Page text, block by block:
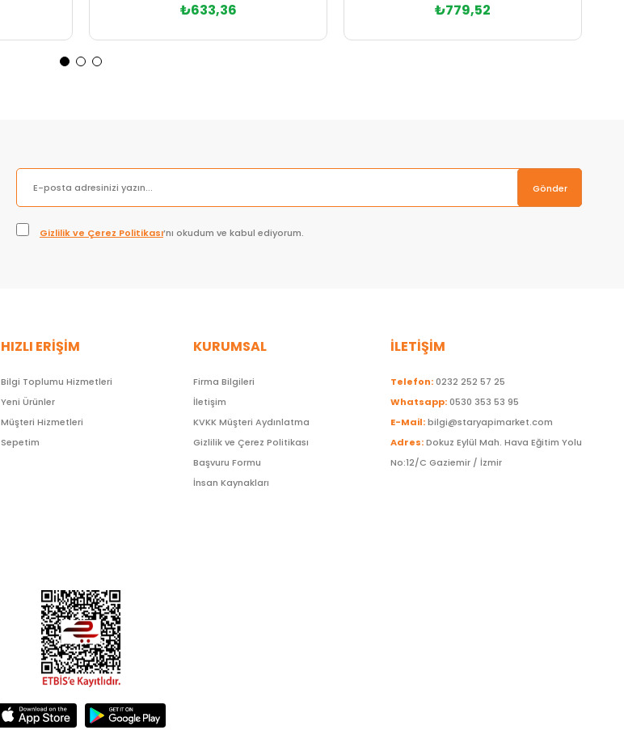
₺633,36 ₺779,52
Gönder
Gizlilik ve Çerez Politikası’nı okudum ve kabul ediyorum.
HIZLI ERİŞİM
Bilgi Toplumu Hizmetleri
Yeni Ürünler
Müşteri Hizmetleri
Sepetim
KURUMSAL
Firma Bilgileri
İletişim
KVKK Müşteri Aydınlatma
Gizlilik ve Çerez Politikası
Başvuru Formu
İnsan Kaynakları
İLETİŞİM
Telefon:0232 252 57 25
Whatsapp:0530 353 53 95
E-Mail:bilgi@staryapimarket.com
Adres:Dokuz Eylül Mah. Hava Eğitim Yolu
No:12/C Gaziemir / İzmir